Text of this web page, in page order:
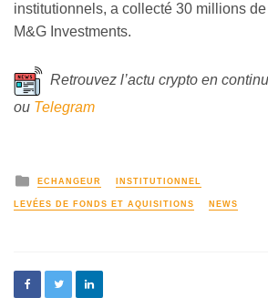
institutionnels, a collecté 30 millions
M&G Investments.
Retrouvez l’actu crypto en
ou Telegram
ECHANGEUR INSTITUTIONNEL
LEVÉES DE FONDS ET AQUISITIONS NEWS